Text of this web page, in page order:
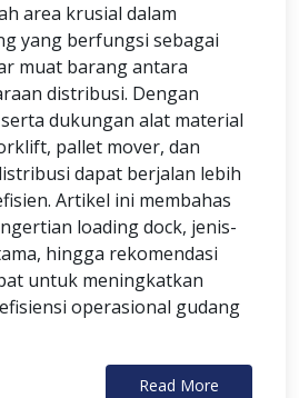
area krusial dalam
yang berfungsi sebagai
muat barang antara
distribusi. Dengan
dukungan alat material
pallet mover, dan
dapat berjalan lebih
Artikel ini membahas
loading dock, jenis-
hingga rekomendasi
untuk meningkatkan
operasional gudang
Read More